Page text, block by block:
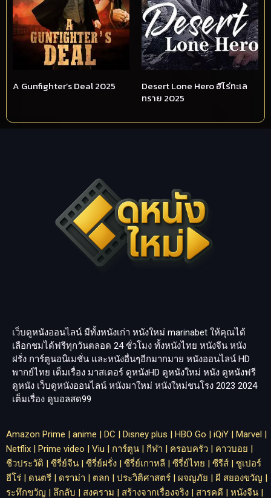
A Gunfighter’s Deal 2025
Desert Lone Hero ฮีโร่ทะเล
ทราย 2025
เว็บดูหนังออนไลน์ มีทั้งหนังเก่า หนังใหม่ marinabet ให้คุณได้
เลือกชมได้ฟรีทุกวันตลอด 24 ชั่วโมง ทั้งหนังไทย หนังจีน หนัง
ฝรั่ง การ์ตูนอนิเมชั่น และหนังอื่นๆอีกมากมาย หนังออนไลน์ HD
พากย์ไทย เต็มเรื่อง มาสเตอร์ ดูหนังHD ดูหนังใหม่ หนัง ดูหนังฟรี
ดูหนัง เว็บดูหนังออนไลน์ หนังมาใหม่ หนังใหม่ชนโรง 2023 2024
เต็มเรื่อง ดูบอลสด99
Amazon Prime | anime | DC | Disney plus | HBO Go | iQiY | Marvel |
Netflix | Prime video | Viu | การ์ตูน | กีฬา | ครอบครัว | คาวบอย |
ชีวประวัติ | ซีรี่ย์จีน | ซีรี่ย์ฝรั่ง | ซีรี่ย์เกาหลี | ซีรี่ย์ไทย | ซีรีส์ | ซูเปอร์
ฮีโร่ | ดนตรี | ดราม่า | ตลก | ประวิติศาสตร์ | ผจญภัย | ผี สยองขวัญ |
ระทึกขวัญ | ลึกลับ | สงคราม | สร้างจากเรื่องจริง | สารคดี | หนังจีน |